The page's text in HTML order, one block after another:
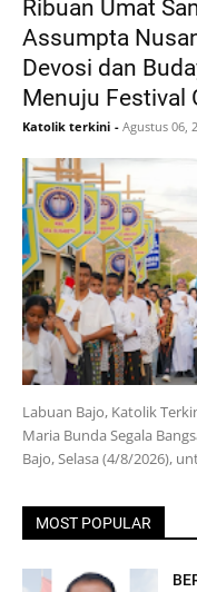
Ribuan Umat
Assumpta
Devosi dan
Menuju Festival
Katolik terkini - Agustus 06,
Labuan Bajo, Katolik
Maria Bunda Segala
Bajo, Selasa (4/8/2026),
MOST POPULAR